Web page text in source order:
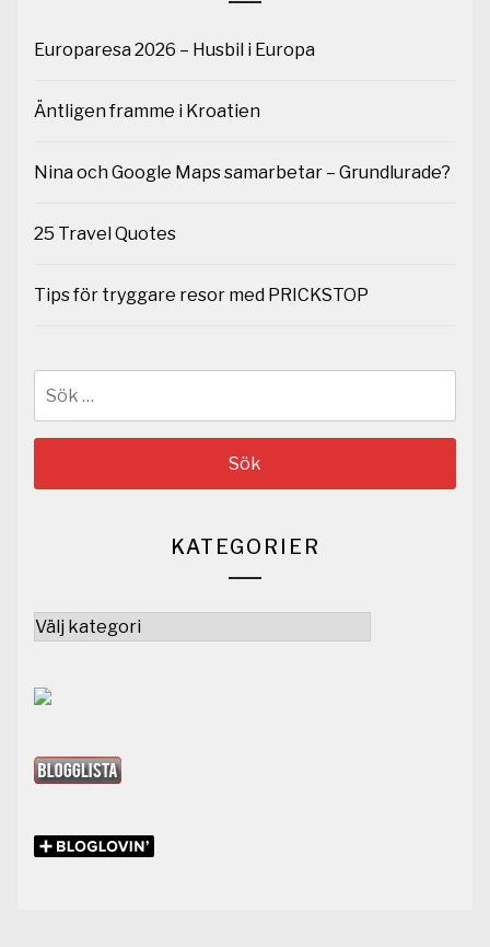
Europaresa 2026 – Husbil i Europa
Äntligen framme i Kroatien
Nina och Google Maps samarbetar – Grundlurade?
25 Travel Quotes
Tips för tryggare resor med PRICKSTOP
KATEGORIER
Kategorier